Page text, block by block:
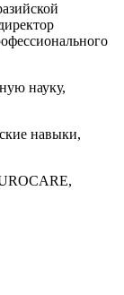
науку,
навыки,